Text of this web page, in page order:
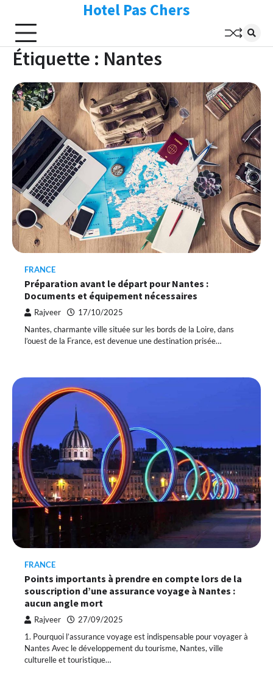
content
Hotel Pas Chers
Étiquette : Nantes
FRANCE
Préparation avant le départ pour Nantes :
Documents et équipement nécessaires
Rajveer 17/10/2025
Nantes, charmante ville située sur les bords de la Loire, dans
l’ouest de la France, est devenue une destination prisée…
FRANCE
Points importants à prendre en compte lors de la
souscription d’une assurance voyage à Nantes :
aucun angle mort
Rajveer 27/09/2025
1. Pourquoi l’assurance voyage est indispensable pour voyager à
Nantes Avec le développement du tourisme, Nantes, ville
culturelle et touristique…